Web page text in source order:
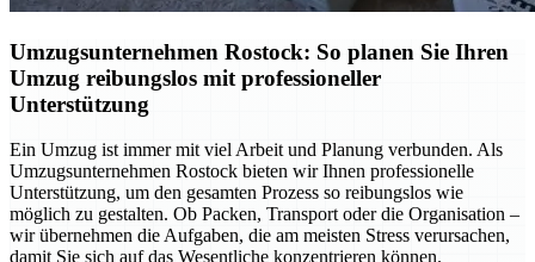
Umzugsunternehmen Rostock: So planen Sie Ihren
Umzug reibungslos mit professioneller
Unterstützung
Ein Umzug ist immer mit viel Arbeit und Planung verbunden. Als
Umzugsunternehmen Rostock bieten wir Ihnen professionelle
Unterstützung, um den gesamten Prozess so reibungslos wie
möglich zu gestalten. Ob Packen, Transport oder die Organisation –
wir übernehmen die Aufgaben, die am meisten Stress verursachen,
damit Sie sich auf das Wesentliche konzentrieren können.